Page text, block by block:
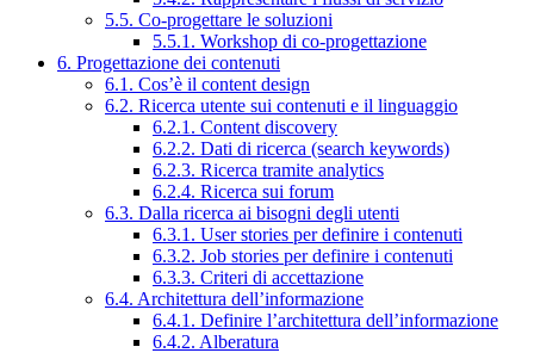
5.5. Co-progettare le soluzioni
5.5.1. Workshop di co-progettazione
6. Progettazione dei contenuti
6.1. Cos’è il content design
6.2. Ricerca utente sui contenuti e il linguaggio
6.2.1. Content discovery
6.2.2. Dati di ricerca (search keywords)
6.2.3. Ricerca tramite analytics
6.2.4. Ricerca sui forum
6.3. Dalla ricerca ai bisogni degli utenti
6.3.1. User stories per definire i contenuti
6.3.2. Job stories per definire i contenuti
6.3.3. Criteri di accettazione
6.4. Architettura dell’informazione
6.4.1. Definire l’architettura dell’informazione
6.4.2. Alberatura